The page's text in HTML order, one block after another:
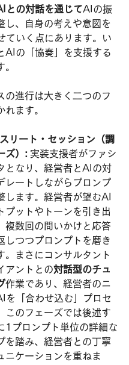
との対話を通じてAIの振
し、自身の考えや意図を
ていく点にあります。い
AIの「協奏」を支援する
の進行は大きく二つのフ
れます。
リート・セッション（調
ズ）: 実装支援者がファシ
となり、経営者とAIの対
レートしながらプロンプ
します。経営者が望むAI
プットやトーンを引き出
複数回の問いかけと応答
しつつプロンプトを磨き
。まさにコンサルタント
アントとの対話型のチュ
作業であり、経営者のニ
を「合わせ込む」プロセ
このフェーズでは後述す
1プロンプト単位の詳細な
を踏み、経営者との丁寧
ニケーションを重ねま